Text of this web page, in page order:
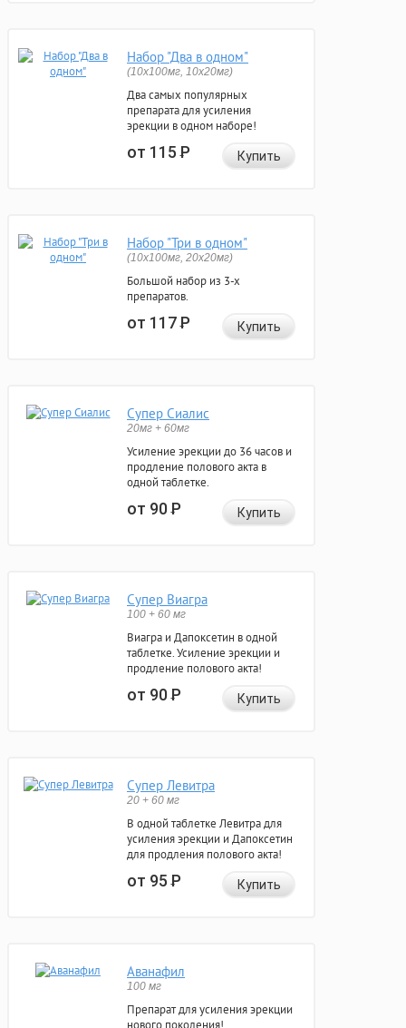
Набор "Два в одном"
(10x100мг, 10x20мг)
Два самых популярных
препарата для усиления
эрекции в одном наборе!
от 115Р Купить
Набор "Три в одном"
(10x100мг, 20x20мг)
Большой набор из 3-х
препаратов.
от 117Р Купить
Супер Сиалис
20мг + 60мг
Усиление эрекции до 36 часов и
продление полового акта в
одной таблетке.
от 90Р Купить
Супер Виагра
100 + 60 мг
Виагра и Дапоксетин в одной
таблетке. Усиление эрекции и
продление полового акта!
от 90Р Купить
Супер Левитра
20 + 60 мг
В одной таблетке Левитра для
усиления эрекции и Дапоксетин
для продления полового акта!
от 95Р Купить
Аванафил
100 мг
Препарат для усиления эрекции